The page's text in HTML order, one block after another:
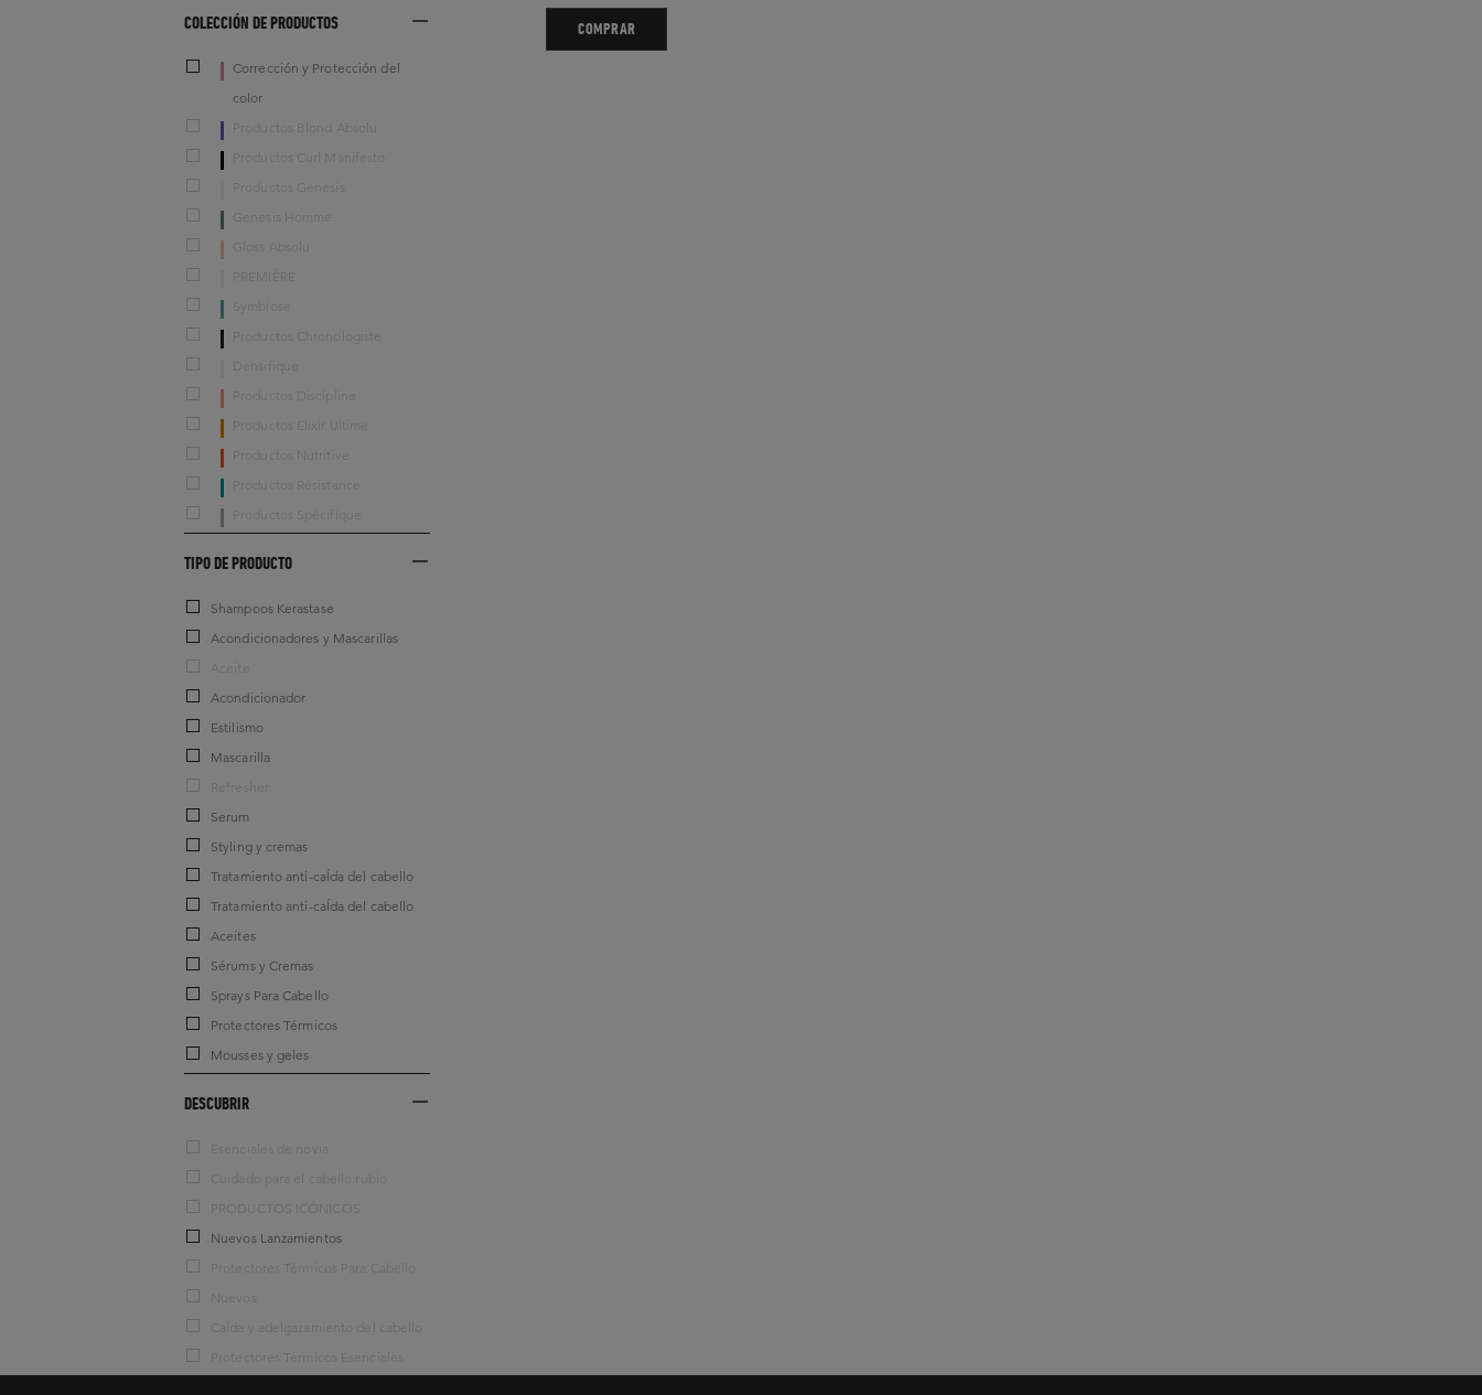
COLECCIÓN DE PRODUCTOS
Corrección y Protección del
color
Productos Blond Absolu
Productos Curl Manifesto
Productos Genesis
Genesis Homme
Gloss Absolu
PREMIÈRE
Symbiose
Productos Chronologiste
Densifique
Productos Discipline
Productos Elixir Ultime
Productos Nutritive
Productos Résistance
Productos Spécifique
TIPO DE PRODUCTO
Shampoos Kerastase
Acondicionadores y Mascarillas
Acondicionador
Estilismo
Mascarilla
Refresher
Serum
Styling y cremas
Tratamiento anti-caÍda del cabello
Tratamiento anti-caÍda del cabello
Aceites
Sérums y Cremas
Sprays Para Cabello
Protectores Térmicos
Mousses y geles
DESCUBRIR
Esenciales de novia
Cuidado para el cabello rubio
PRODUCTOS ICÓNICOS.
Nuevos Lanzamientos
Protectores Térmicos Para Cabello
Nuevos
Caída y adelgazamiento del cabello
Protectores Térmicos Esenciales
COMPRAR